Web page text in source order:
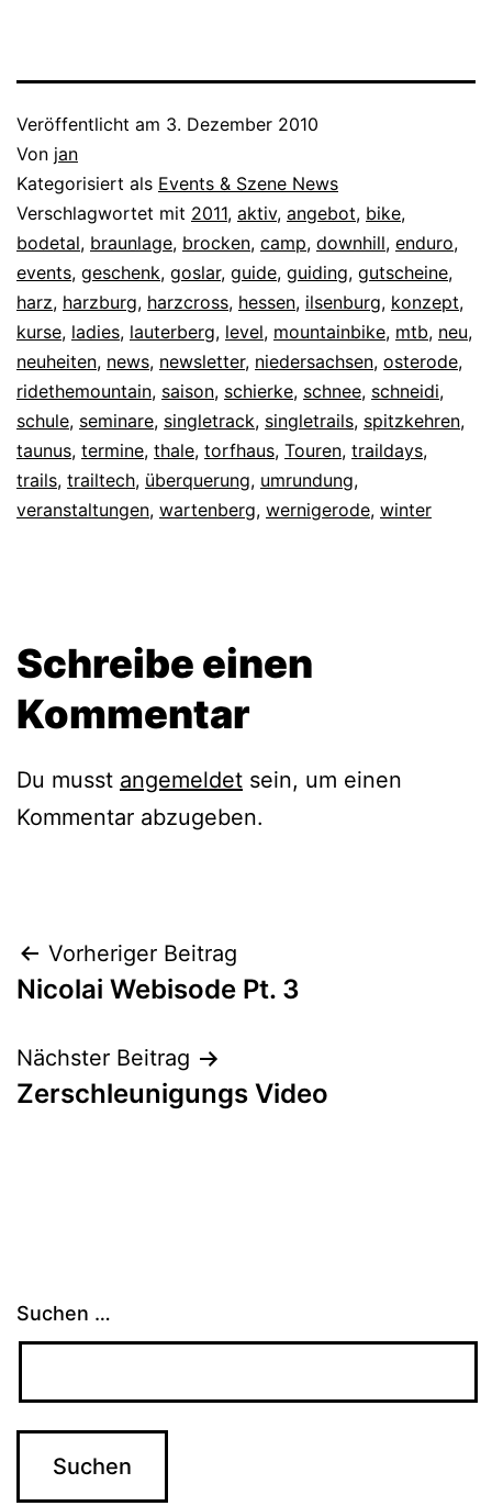
Veröffentlicht am 3. Dezember 2010
Von jan
Kategorisiert als Events & Szene News
Verschlagwortet mit 2011, aktiv, angebot, bike,
bodetal, braunlage, brocken, camp, downhill, enduro,
events, geschenk, goslar, guide, guiding, gutscheine,
harz, harzburg, harzcross, hessen, ilsenburg, konzept,
kurse, ladies, lauterberg, level, mountainbike, mtb, neu,
neuheiten, news, newsletter, niedersachsen, osterode,
ridethemountain, saison, schierke, schnee, schneidi,
schule, seminare, singletrack, singletrails, spitzkehren,
taunus, termine, thale, torfhaus, Touren, traildays,
trails, trailtech, überquerung, umrundung,
veranstaltungen, wartenberg, wernigerode, winter
Schreibe einen
Kommentar
Du musst angemeldet sein, um einen
Kommentar abzugeben.
Beitragsnavigation
Vorheriger Beitrag
Nicolai Webisode Pt. 3
Nächster Beitrag
Zerschleunigungs Video
Suchen …